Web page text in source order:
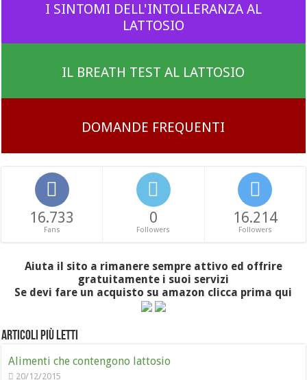
I SINTOMI DELL'INTOLLERANZA AL
LATTOSIO
IL BREATH TEST AL LATTOSIO
DOMANDE FREQUENTI
16.733
Fans
0
Followers
16.214
Followers
Aiuta il sito a rimanere sempre attivo ed offrire
gratuitamente i suoi servizi
Se devi fare un acquisto su amazon clicca prima qui
Articoli più letti
Alimenti che contengono lattosio
20/12/2015